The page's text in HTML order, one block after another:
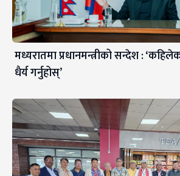
मध्यरातमा प्रधानमन्त्रीको सन्देश :
धैर्य गर्नुहोस्’